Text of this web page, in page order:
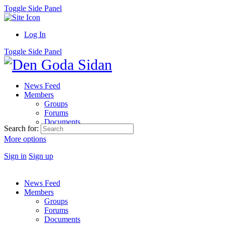
Toggle Side Panel
Log In
Toggle Side Panel
News Feed
Members
Groups
Forums
Documents
More options
Sign in Sign up
Search for:
News Feed
Members
Groups
Forums
Documents